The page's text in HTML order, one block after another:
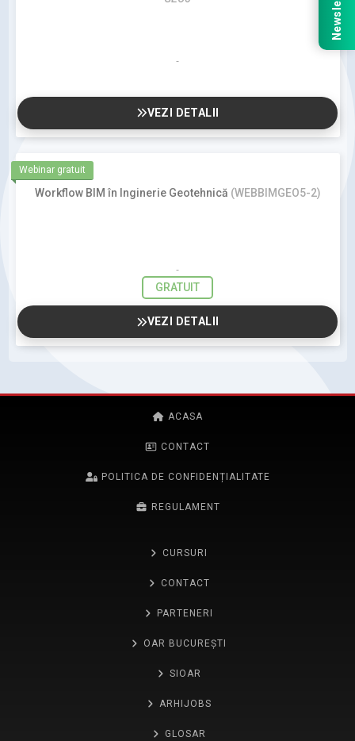
VEZI DETALII
Webinar gratuit
Workflow BIM în Inginerie Geotehnică (WEBBIMGEO5-2)
GRATUIT
VEZI DETALII
ACASA
CONTACT
POLITICA DE CONFIDENȚIALITATE
REGULAMENT
CURSURI
CONTACT
PARTENERI
OAR BUCUREȘTI
SIOAR
ARHIJOBS
GLOSAR